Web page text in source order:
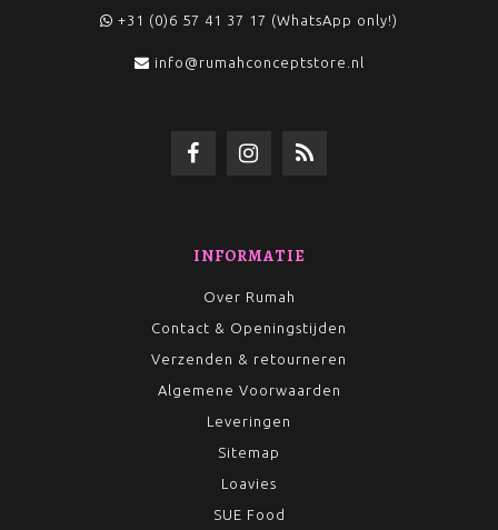
+31 (0)6 57 41 37 17 (WhatsApp only!)
info@rumahconceptstore.nl
INFORMATIE
Over Rumah
Contact & Openingstijden
Verzenden & retourneren
Algemene Voorwaarden
Leveringen
Sitemap
Loavies
SUE Food